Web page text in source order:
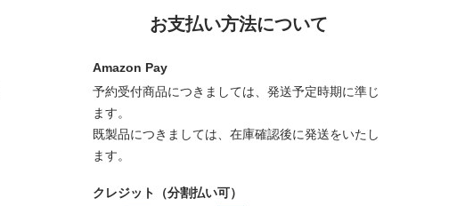
お支払い方法について
Amazon Pay
予約受付商品につきましては、発送予定時期に準じ
ます。
既製品につきましては、在庫確認後に発送をいたし
ます。
クレジット（分割払い可）